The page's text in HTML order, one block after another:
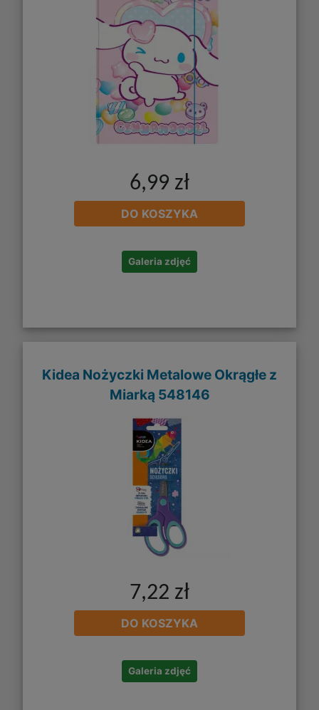
6,99 zł
DO KOSZYKA
Galeria zdjęć
Kidea Nożyczki Metalowe Okrągłe z
Miarką 548146
7,22 zł
DO KOSZYKA
Galeria zdjęć